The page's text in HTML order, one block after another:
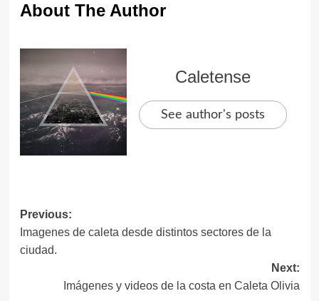
About The Author
Caletense
See author's posts
Post
navigation
Previous:
Imagenes de caleta desde distintos sectores de la
ciudad.
Next:
Imágenes y videos de la costa en Caleta Olivia